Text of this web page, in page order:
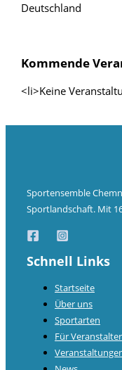
Deutschland
Kommende
<li>Keine
Sportensemble
Sportlandschaft. Mit
Schnell Links
Startseite
Über uns
Sportarten
Für Veranstalter